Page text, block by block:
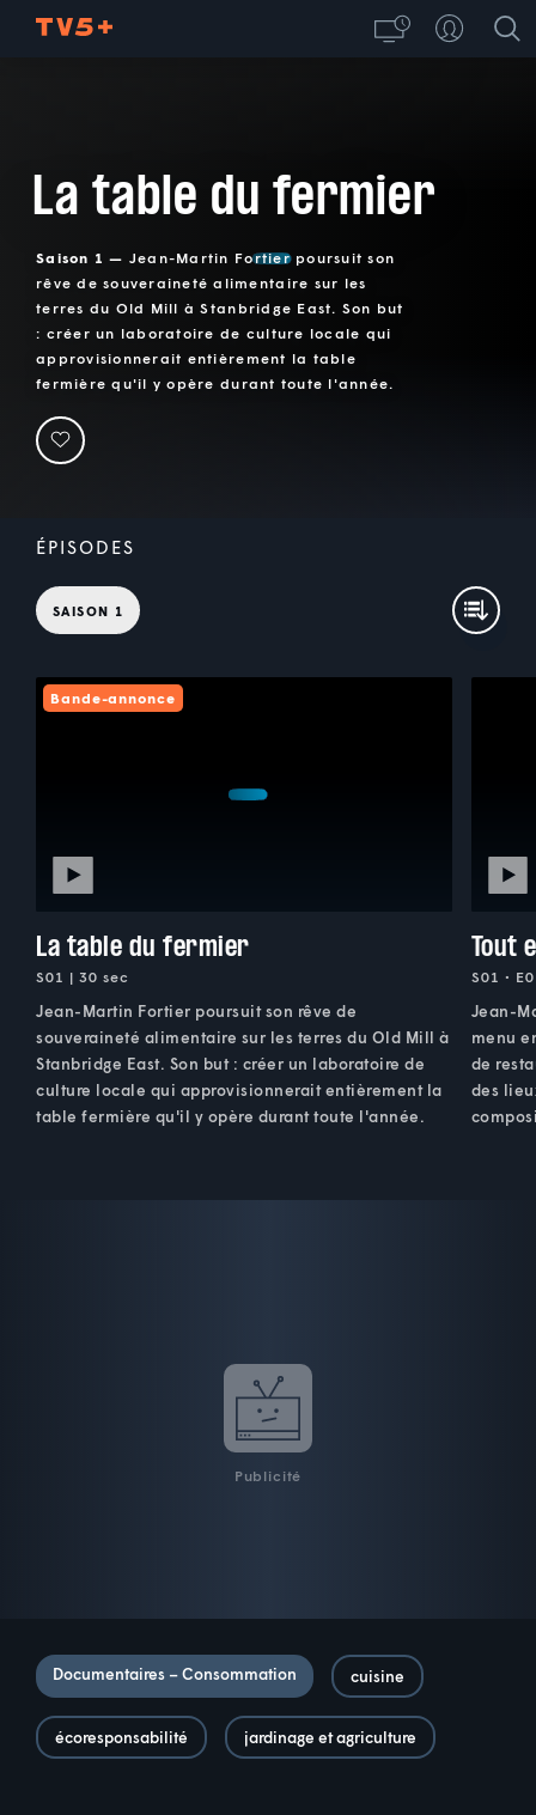
La table du fermier
Saison 1 — Jean-Martin Fortier poursuit son
rêve de souveraineté alimentaire sur les
terres du Old Mill à Stanbridge East. Son but
: créer un laboratoire de culture locale qui
approvisionnerait entièrement la table
fermière qu'il y opère durant toute l'année.
ÉPISODES
SAISON 1
Bande-annonce
La table du fermier
S01 | 30 sec
Jean-Martin Fortier poursuit son rêve de
souveraineté alimentaire sur les terres du Old Mill à
Stanbridge East. Son but : créer un laboratoire de
culture locale qui approvisionnerait entièrement la
table fermière qu'il y opère durant toute l'année.
Tout
S01 •
Jean-
menu
de
des
Publicité
Documentaires – Consommation cuisine
écoresponsabilité jardinage et agriculture